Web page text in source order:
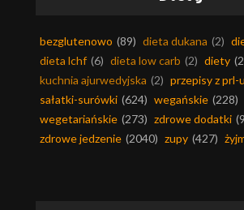
bezglutenowo (89) dieta dukana (2)
dieta lchf (6) dieta low carb (2) diety
kuchnia ajurwedyjska (2) przepisy z prl-u
sałatki-surówki (624) wegańskie (228)
wegetariańskie (273) zdrowe dodatki
zdrowe jedzenie (2040) zupy (427)